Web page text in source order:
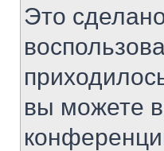
Это
вы можете